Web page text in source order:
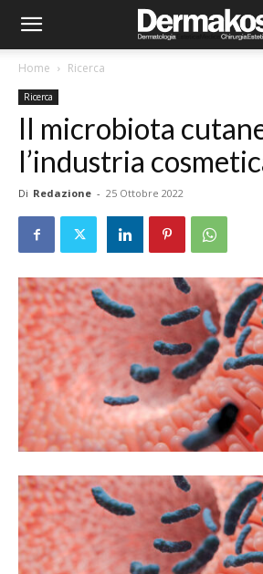
Home Ricerca
Ricerca
Il microbiota
l’industria
Di Redazione - 25 Ottobre 2022